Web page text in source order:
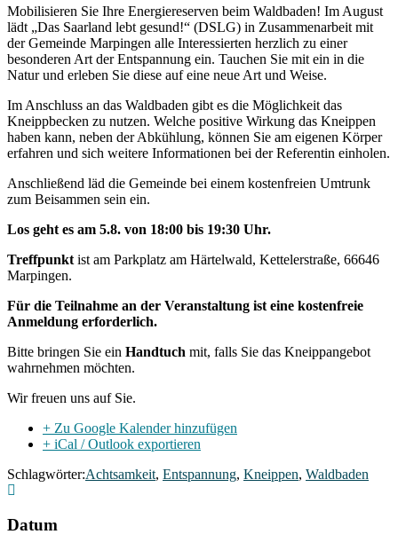
Mobilisieren Sie Ihre Energiereserven beim Waldbaden! Im August
lädt „Das Saarland lebt gesund!“ (DSLG) in Zusammenarbeit mit
der Gemeinde Marpingen alle Interessierten herzlich zu einer
besonderen Art der Entspannung ein. Tauchen Sie mit ein in die
Natur und erleben Sie diese auf eine neue Art und Weise.
Im Anschluss an das Waldbaden gibt es die Möglichkeit das
Kneippbecken zu nutzen. Welche positive Wirkung das Kneippen
haben kann, neben der Abkühlung, können Sie am eigenen Körper
erfahren und sich weitere Informationen bei der Referentin einholen.
Anschließend läd die Gemeinde bei einem kostenfreien Umtrunk
zum Beisammen sein ein.
Los geht es am 5.8. von 18:00 bis 19:30 Uhr.
Treffpunktist am Parkplatz am Härtelwald, Kettelerstraße, 66646
Marpingen.
Für die Teilnahme an der Veranstaltung ist eine kostenfreie
Anmeldung erforderlich.
Bitte bringen Sie ein Handtuch mit, falls Sie das Kneippangebot
wahrnehmen möchten.
Wir freuen uns auf Sie.
+ Zu Google Kalender hinzufügen
+ iCal / Outlook exportieren
Schlagwörter:Achtsamkeit, Entspannung, Kneippen, Waldbaden
Datum